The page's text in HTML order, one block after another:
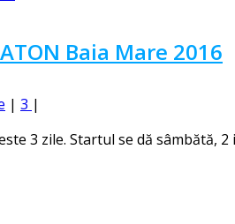
Baia Mare 2016
| 3 |
3 zile. Startul se dă sâmbătă, 2